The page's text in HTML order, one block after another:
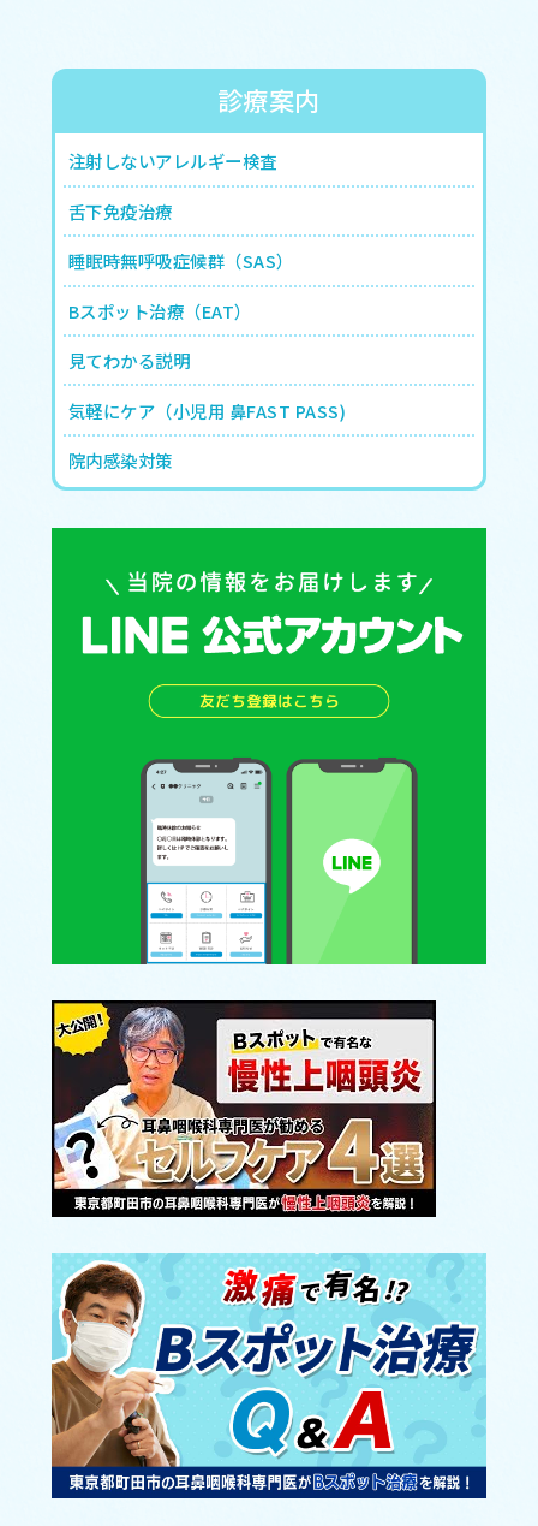
診療案内
注射しないアレルギー検査
舌下免疫治療
睡眠時無呼吸症候群（SAS）
Bスポット治療（EAT）
見てわかる説明
気軽にケア（小児用 鼻FAST PASS)
院内感染対策